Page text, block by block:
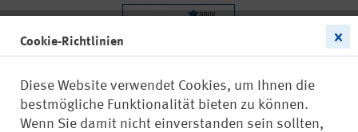
Cookie-Richtlinien
Diese Website verwendet Cookies, um Ihnen die
bestmögliche Funktionalität bieten zu können.
Wenn Sie damit nicht einverstanden sein sollten,